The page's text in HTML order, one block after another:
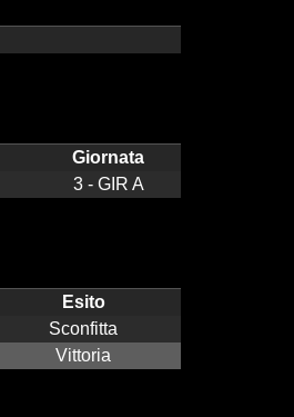
Giornata
3 - GIR A
Esito
Sconfitta
Vittoria